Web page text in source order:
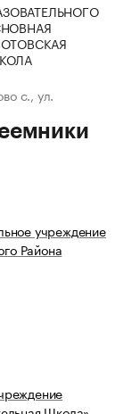
с., ул.
учреждение
Района